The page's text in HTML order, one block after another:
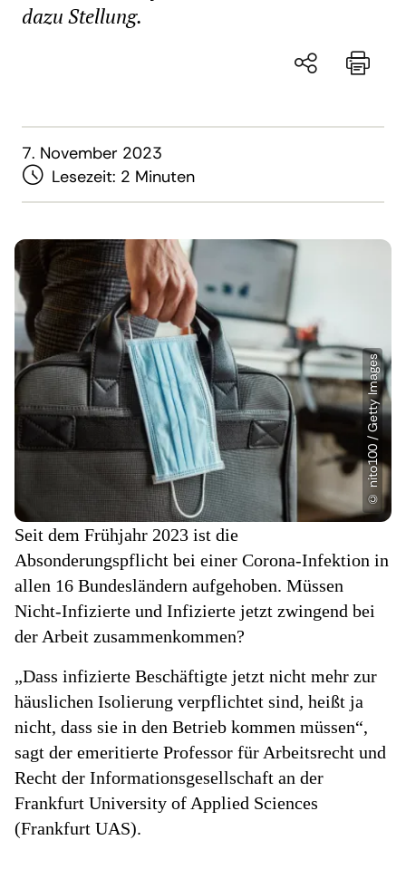
dazu Stellung.
7. November 2023
Lesezeit: 2 Minuten
Seit dem Frühjahr 2023 ist die
Absonderungspflicht bei einer Corona-Infektion in
allen 16 Bundesländern aufgehoben. Müssen
Nicht-Infizierte und Infizierte jetzt zwingend bei
der Arbeit zusammenkommen?
„Dass infizierte Beschäftigte jetzt nicht mehr zur
häuslichen Isolierung verpflichtet sind, heißt ja
nicht, dass sie in den Betrieb kommen müssen“,
sagt der emeritierte Professor für Arbeitsrecht und
Recht der Informationsgesellschaft an der
Frankfurt University of Applied Sciences
(Frankfurt UAS).